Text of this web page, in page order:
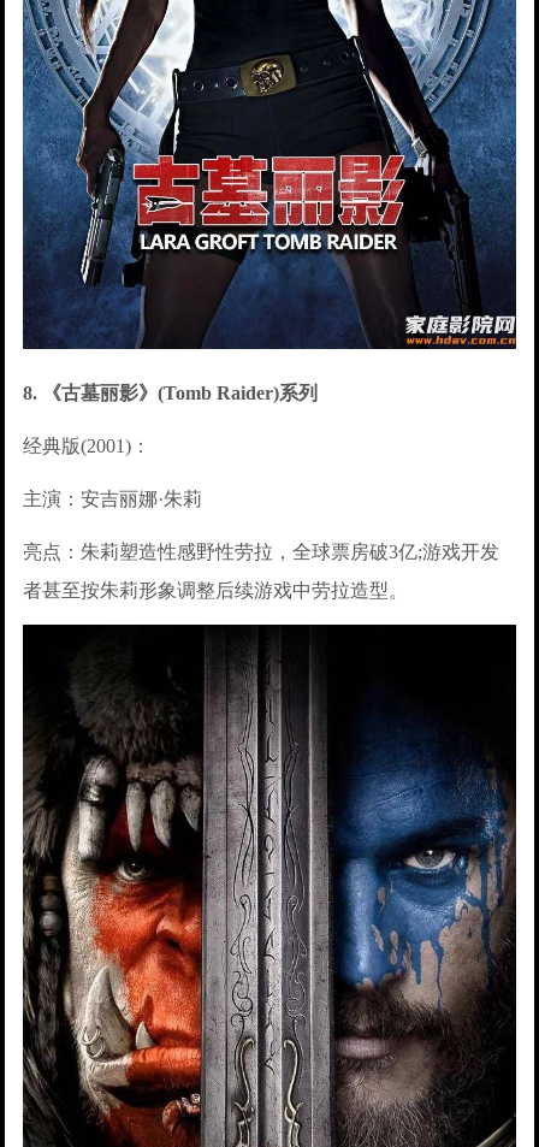
8. 《古墓丽影》(Tomb Raider)系列
经典版(2001)：
主演：安吉丽娜·朱莉
亮点：朱莉塑造性感野性劳拉，全球票房破3亿;游戏开发
者甚至按朱莉形象调整后续游戏中劳拉造型。